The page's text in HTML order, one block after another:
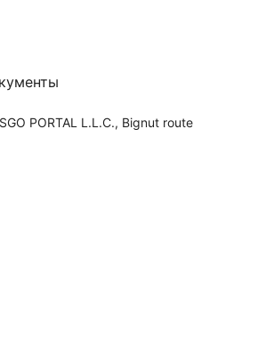
PORTAL L.L.C., Bignut route